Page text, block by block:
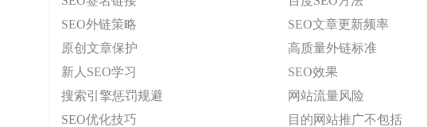
SEO外链策略
SEO文章更新频率
原创文章保护
高质量外链标准
新人SEO学习
SEO效果
搜索引擎惩罚规避
网站流量风险
SEO优化技巧
目的网站推广不包括